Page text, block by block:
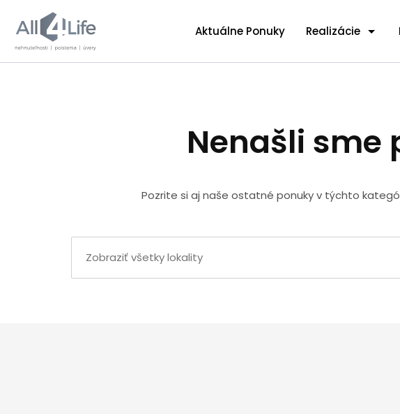
Aktuálne Ponuky Realizácie
Nenašli sme
Pozrite si aj naše ostatné ponuky v týchto